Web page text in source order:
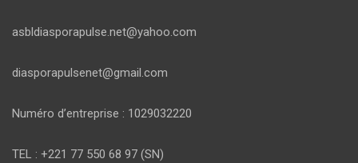
asbldiasporapulse.net@yahoo.com
diasporapulsenet@gmail.com
Numéro d’entreprise : 1029032220
TEL : +221 77 550 68 97 (SN)